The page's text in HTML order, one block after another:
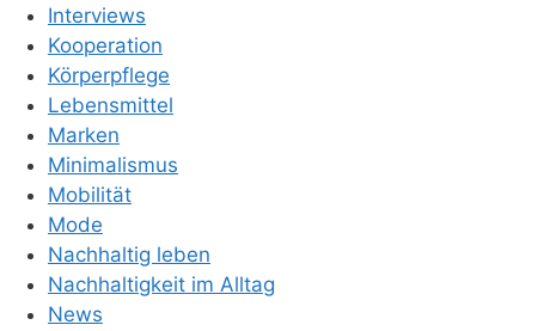
Interviews
Kooperation
Körperpflege
Lebensmittel
Marken
Minimalismus
Mobilität
Mode
Nachhaltig leben
Nachhaltigkeit im Alltag
News